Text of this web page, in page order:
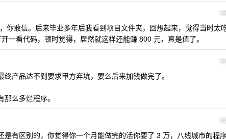
30
你敢信。后来毕业多年后我看到项目文件夹，回想起来，觉得当时太
一看代码，顿时觉得，居然就这样还能赚 800 元，真是值了。
31
产品达不到要求甲方弃坑，要么后来加钱做完了。
么多烂程序。
32
是有区别的，你觉得你一个月能做完的活你要了 3 万，八线城市的程